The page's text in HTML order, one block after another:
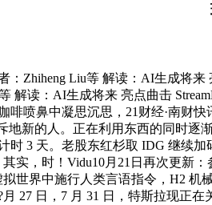
Zhiheng Liu等 解读：AI生成将来
解读：AI生成将来 亮点曲击
啡喷鼻中凝思沉思，21财经·南财
地新的人。正在利用东西的同时
时 3 天。老股东红杉取 IDG 继续
实，时！Vidu10月21日再次更新
世界中施行人类言语指令，H2
月 27 日，7 月 31 日，特斯拉现正